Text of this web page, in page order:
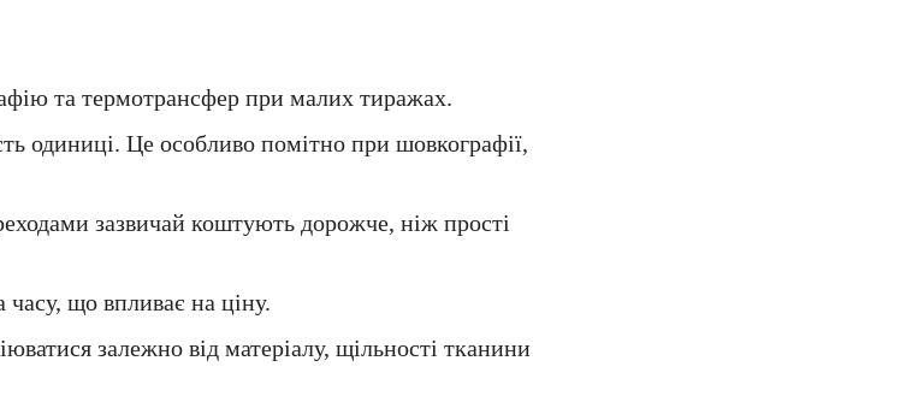
та термотрансфер при малих тиражах.
одиниці. Це особливо помітно при шовкографії,
зазвичай коштують дорожче, ніж прості
що впливає на ціну.
залежно від матеріалу, щільності тканини